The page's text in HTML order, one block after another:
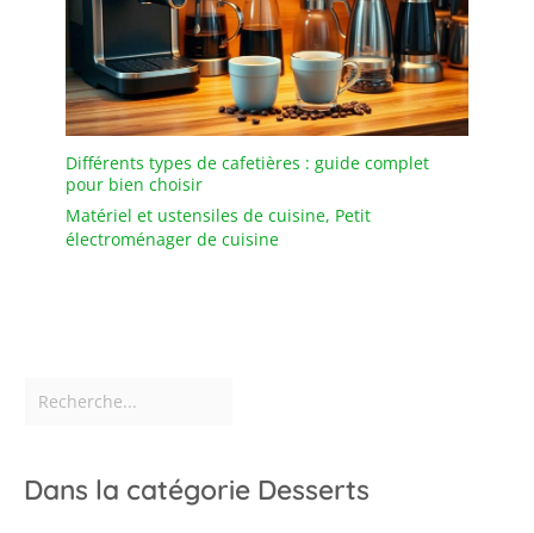
Différents types de cafetières : guide complet
pour bien choisir
Matériel et ustensiles de cuisine, Petit
électroménager de cuisine
Dans la catégorie Desserts